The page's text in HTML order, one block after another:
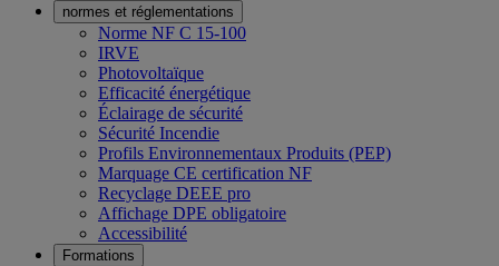
normes et réglementations
Norme NF C 15-100
IRVE
Photovoltaïque
Efficacité énergétique
Éclairage de sécurité
Sécurité Incendie
Profils Environnementaux Produits (PEP)
Marquage CE certification NF
Recyclage DEEE pro
Affichage DPE obligatoire
Accessibilité
Formations